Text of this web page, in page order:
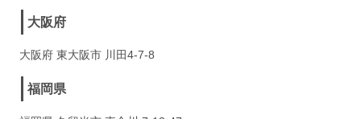
大阪府
大阪府 東大阪市 川田4-7-8
福岡県